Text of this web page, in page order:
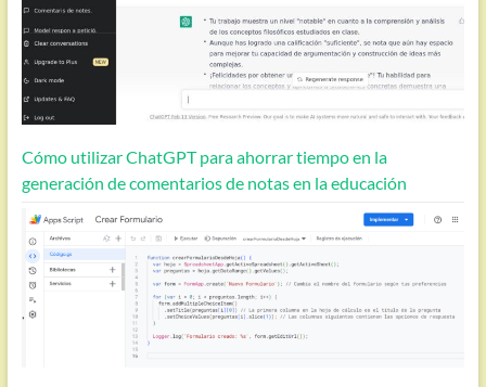
Cómo utilizar ChatGPT para ahorrar tiempo en la
generación de comentarios de notas en la educación